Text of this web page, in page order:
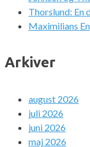
Thorslund: En
Maximilians
Arkiver
august 2026
juli 2026
juni 2026
maj 2026